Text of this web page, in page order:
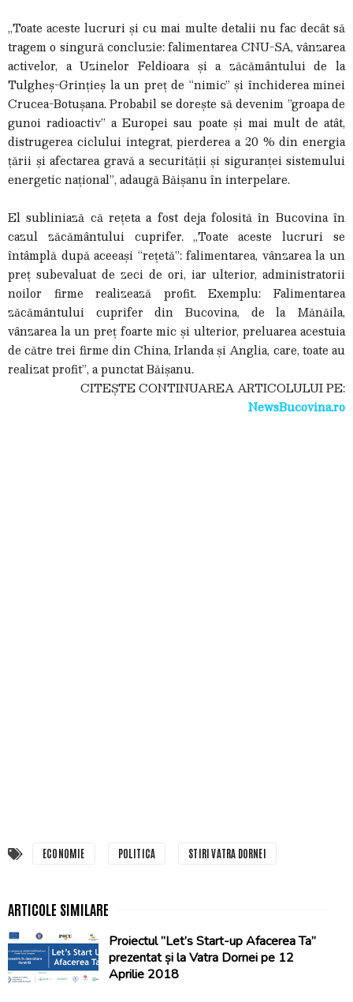
„Toate aceste lucruri și cu mai multe detalii nu fac decât să
tragem o singură concluzie: falimentarea CNU-SA, vânzarea
activelor, a Uzinelor Feldioara și a zăcământului de la
Tulgheș-Grințieș la un preț de “nimic” și închiderea minei
Crucea-Botușana. Probabil se dorește să devenim ”groapa de
gunoi radioactiv” a Europei sau poate și mai mult de atât,
distrugerea ciclului integrat, pierderea a 20 % din energia
țării și afectarea gravă a securității și siguranței sistemului
energetic național”, adaugă Băișanu în interpelare.
El subliniază că rețeta a fost deja folosită în Bucovina în
cazul zăcământului cuprifer. „Toate aceste lucruri se
întâmplă după aceeași “rețetă”: falimentarea, vânzarea la un
preț subevaluat de zeci de ori, iar ulterior, administratorii
noilor firme realizează profit. Exemplu: Falimentarea
zăcământului cuprifer din Bucovina, de la Mănăila,
vânzarea la un preț foarte mic și ulterior, preluarea acestuia
de către trei firme din China, Irlanda și Anglia, care, toate au
realizat profit”, a punctat Băișanu.
CITEȘTE CONTINUAREA ARTICOLULUI PE:
NewsBucovina.ro
ECONOMIE POLITICA STIRI VATRA DORNEI
Proiectul ”Let’s Start-up Afacerea Ta”
prezentat și la Vatra Dornei pe 12
Aprilie 2018